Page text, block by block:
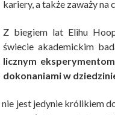
kariery, a także zaważy na
Z biegiem lat Elihu
świecie akademickim
licznym
dokonaniami w
jest jedynie królikiem